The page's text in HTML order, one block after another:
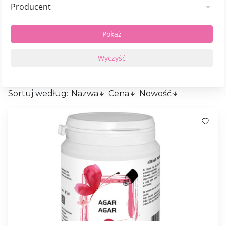
Producent
Sortuj według: Nazwa Cena Nowość